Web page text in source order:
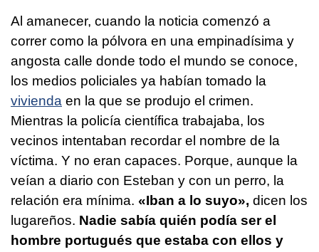
Al amanecer, cuando la noticia comenzó a
correr como la pólvora en una empinadísima y
angosta calle donde todo el mundo se conoce,
los medios policiales ya habían tomado la
vivienda en la que se produjo el crimen.
Mientras la policía científica trabajaba, los
vecinos intentaban recordar el nombre de la
víctima. Y no eran capaces. Porque, aunque la
veían a diario con Esteban y con un perro, la
relación era mínima. «Iban a lo suyo», dicen los
lugareños. Nadie sabía quién podía ser el
hombre portugués que estaba con ellos y